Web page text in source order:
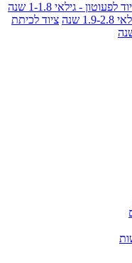
לפעוטון - גילאי 1-1.8 שנה
שנה
ציוד לכיתת